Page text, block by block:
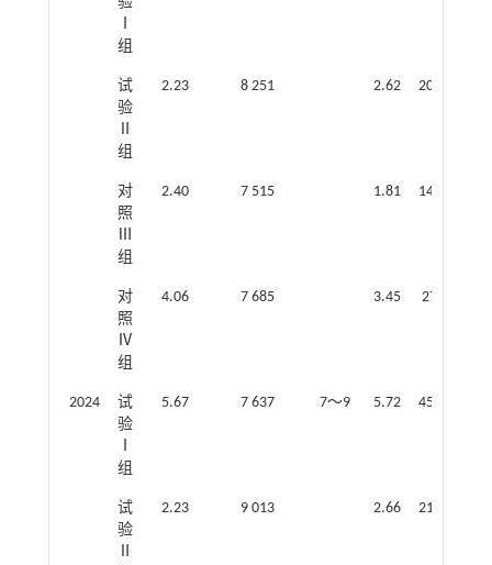
Ⅰ
组
试
验
Ⅱ
组
2.23 8 251 2.62 20.96
对
照
Ⅲ
组
2.40 7 515 1.81 14.48
对
照
Ⅳ
组
4.06 7 685 3.45 27.6
2024
试
验
Ⅰ
组
5.67 7 637 7～9 5.72 45.76
试
验
Ⅱ
2.23 9 013 2.66 21.28